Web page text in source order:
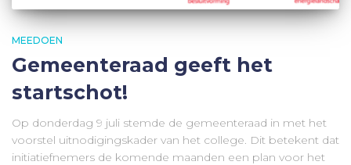
MEEDOEN
Gemeenteraad geeft het
startschot!
Op donderdag 9 juli stemde de gemeenteraad in met het
voorstel uitnodigingskader van het college. Dit betekent dat
initiatiefnemers de komende maanden een plan voor het